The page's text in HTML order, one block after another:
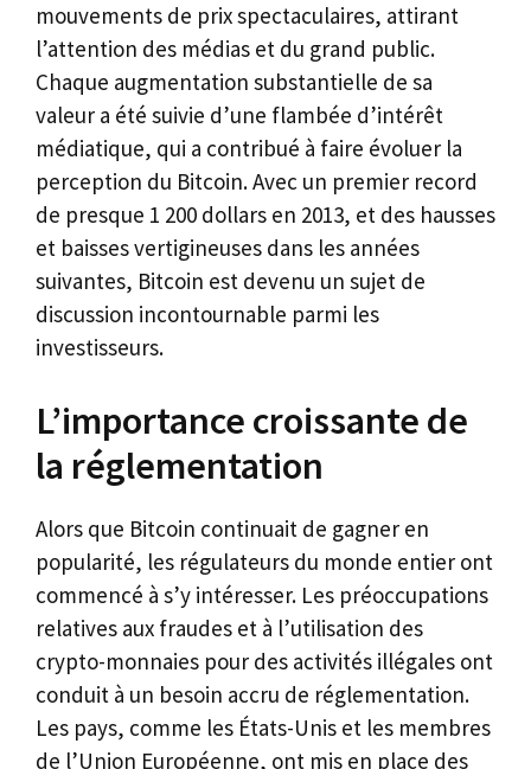
mouvements de prix spectaculaires, attirant
l’attention des médias et du grand public.
Chaque augmentation substantielle de sa
valeur a été suivie d’une flambée d’intérêt
médiatique, qui a contribué à faire évoluer la
perception du Bitcoin. Avec un premier record
de presque 1 200 dollars en 2013, et des hausses
et baisses vertigineuses dans les années
suivantes, Bitcoin est devenu un sujet de
discussion incontournable parmi les
investisseurs.
L’importance croissante de
la réglementation
Alors que Bitcoin continuait de gagner en
popularité, les régulateurs du monde entier ont
commencé à s’y intéresser. Les préoccupations
relatives aux fraudes et à l’utilisation des
crypto-monnaies pour des activités illégales ont
conduit à un besoin accru de réglementation.
Les pays, comme les États-Unis et les membres
de l’Union Européenne, ont mis en place des